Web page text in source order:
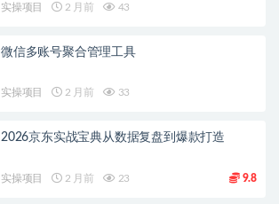
实操项目 2 月前 43
微信多账号聚合管理工具
实操项目 2 月前 33
2026京东实战宝典从数据复盘到爆款打造
实操项目 2 月前 23 9.8